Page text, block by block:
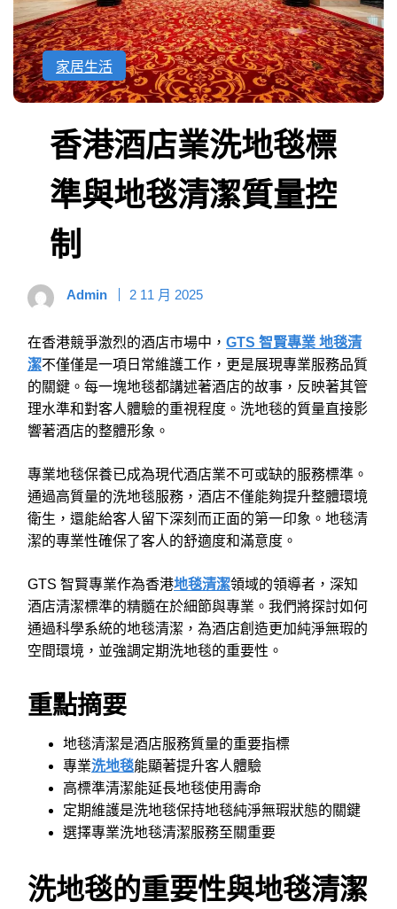
家居生活
香港酒店業洗地毯標
準與地毯清潔質量控
制
Admin 2 11 月 2025
在香港競爭激烈的酒店市場中， GTS 智賢專業 地毯清
潔不僅僅是一項日常維護工作，更是展現專業服務品質
的關鍵。每一塊地毯都講述著酒店的故事，反映著其管
理水準和對客人體驗的重視程度。洗地毯的質量直接影
響著酒店的整體形象。
專業地毯保養已成為現代酒店業不可或缺的服務標準。
通過高質量的洗地毯服務，酒店不僅能夠提升整體環境
衛生，還能給客人留下深刻而正面的第一印象。地毯清
潔的專業性確保了客人的舒適度和滿意度。
GTS 智賢專業作為香港地毯清潔領域的領導者，深知
酒店清潔標準的精髓在於細節與專業。我們將探討如何
通過科學系統的地毯清潔，為酒店創造更加純淨無瑕的
空間環境，並強調定期洗地毯的重要性。
重點摘要
地毯清潔是酒店服務質量的重要指標
專業洗地毯能顯著提升客人體驗
高標準清潔能延長地毯使用壽命
定期維護是洗地毯保持地毯純淨無瑕狀態的關鍵
選擇專業洗地毯清潔服務至關重要
洗地毯的重要性與地毯清潔